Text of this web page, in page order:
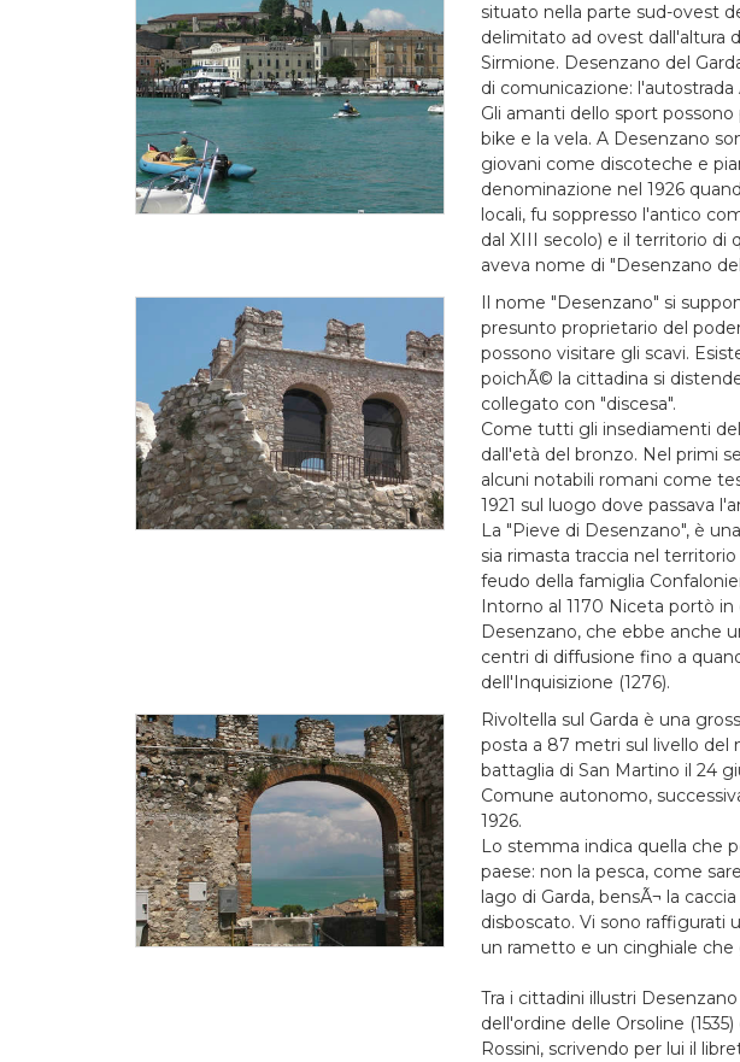
situato nella parte sud-ovest
delimitato ad ovest dall'altura
Sirmione. Desenzano del
di comunicazione:
Gli amanti dello sport
bike e la vela. A Desenzano
giovani come discoteche e
denominazione nel 1926
locali, fu soppresso l'antico
dal XIII secolo) e il territorio
aveva nome di "Desenzano
Il nome "Desenzano" si
presunto proprietario del
possono visitare gli scavi.
poichÃ© la cittadina si
collegato con "discesa".
Come tutti gli insediamenti
dall'età del bronzo. Nel primi
alcuni notabili romani come
1921 sul luogo dove passava
La "Pieve di Desenzano", è
sia rimasta traccia nel
feudo della famiglia
Intorno al 1170 Niceta portò
Desenzano, che ebbe anche
centri di diffusione fino a
dell'Inquisizione (1276).
Rivoltella sul Garda è una
posta a 87 metri sul livello
battaglia di San Martino il 24
Comune autonomo,
1926.
Lo stemma indica quella che
paese: non la pesca, come
lago di Garda, bensÃ¬ la
disboscato. Vi sono raffigurati
un rametto e un cinghiale
Tra i cittadini illustri
dell'ordine delle Orsoline
Rossini, scrivendo per lui il